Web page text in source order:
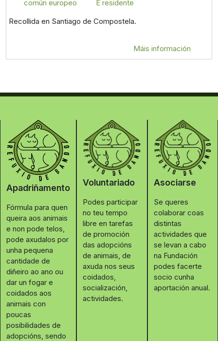
común europeo
É residente
Recollida en Santiago de Compostela.
Máis información
Apadriñamento
Fórmula para quen
queira aos animais
e non pode telos,
pode axudalos por
unha pequena
cantidade de
diñeiro ao ano ou
dar un fogar e
coidados aos
animais con
poucas
posibilidades de
adopcións, sendo
Voluntariado
Podes participar
no teu tempo
libre en tarefas
de promoción
das adopcións
de animais, de
axuda nos seus
coidados,
socialización,
actividades.
Asociarse
Se queres
colaborar coas
distintas
actividades que
se levan a cabo
na Fundación
podes facerte
socio cunha
aportación anual.